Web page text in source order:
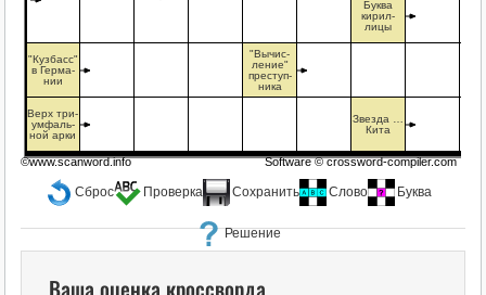
Сброс Проверка Сохранить Слово Буква
Решение
Буква
кирил-
лицы
"Кузбасс"
в Герма-
нии
"Вычис-
ление"
преступ-
ника
Верх три-
умфаль-
ной арки
Звезда …
Кита
©www.scanword.info Software ©crossword-compiler.com